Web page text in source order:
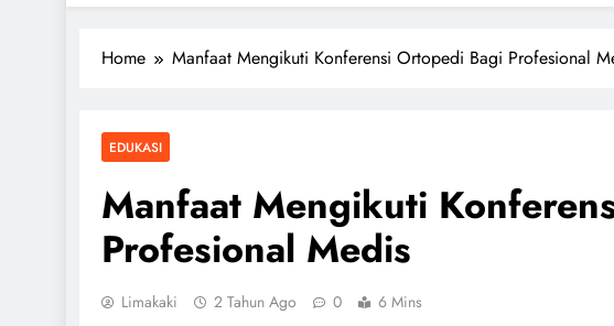
Home Manfaat Mengikuti Konferensi Ortopedi Bagi Profesional
EDUKASI
Manfaat Mengikuti
Profesional Medis
Limakaki 2 Tahun Ago 0 6 Mins